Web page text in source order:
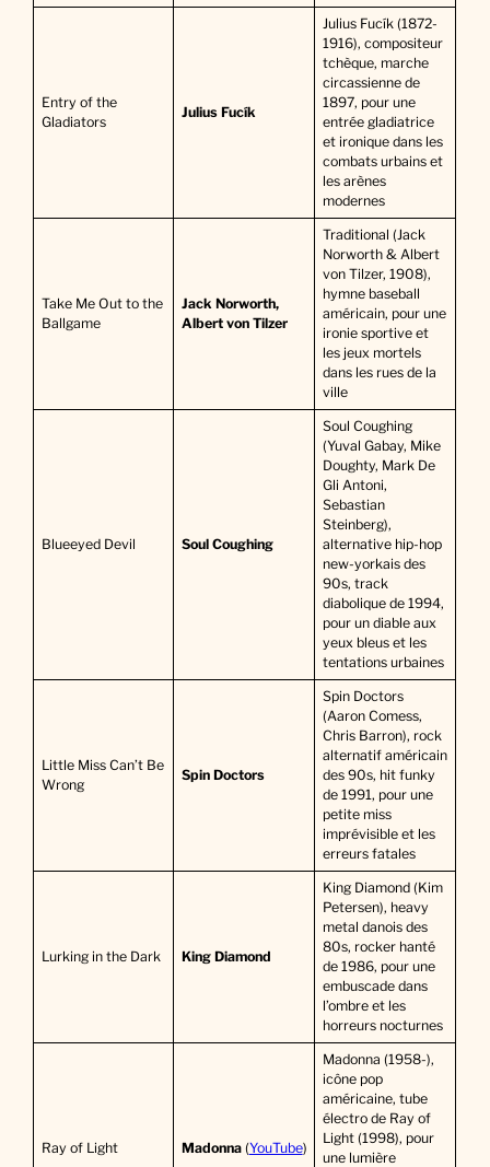
Entry of the
Gladiators
Julius Fucík
Julius Fucík (1872-
1916), compositeur
tchèque, marche
circassienne de
1897, pour une
entrée gladiatrice
et ironique dans les
combats urbains et
les arènes
modernes
Take Me Out to the
Ballgame
Jack Norworth,
Albert von Tilzer
Traditional (Jack
Norworth & Albert
von Tilzer, 1908),
hymne baseball
américain, pour une
ironie sportive et
les jeux mortels
dans les rues de la
ville
Blueeyed Devil Soul Coughing
Soul Coughing
(Yuval Gabay, Mike
Doughty, Mark De
Gli Antoni,
Sebastian
Steinberg),
alternative hip-hop
new-yorkais des
90s, track
diabolique de 1994,
pour un diable aux
yeux bleus et les
tentations urbaines
Little Miss Can’t Be
Wrong
Spin Doctors
Spin Doctors
(Aaron Comess,
Chris Barron), rock
alternatif américain
des 90s, hit funky
de 1991, pour une
petite miss
imprévisible et les
erreurs fatales
Lurking in the Dark King Diamond
King Diamond (Kim
Petersen), heavy
metal danois des
80s, rocker hanté
de 1986, pour une
embuscade dans
l’ombre et les
horreurs nocturnes
Ray of Light Madonna(YouTube)
Madonna (1958-),
icône pop
américaine, tube
électro de Ray of
Light (1998), pour
une lumière